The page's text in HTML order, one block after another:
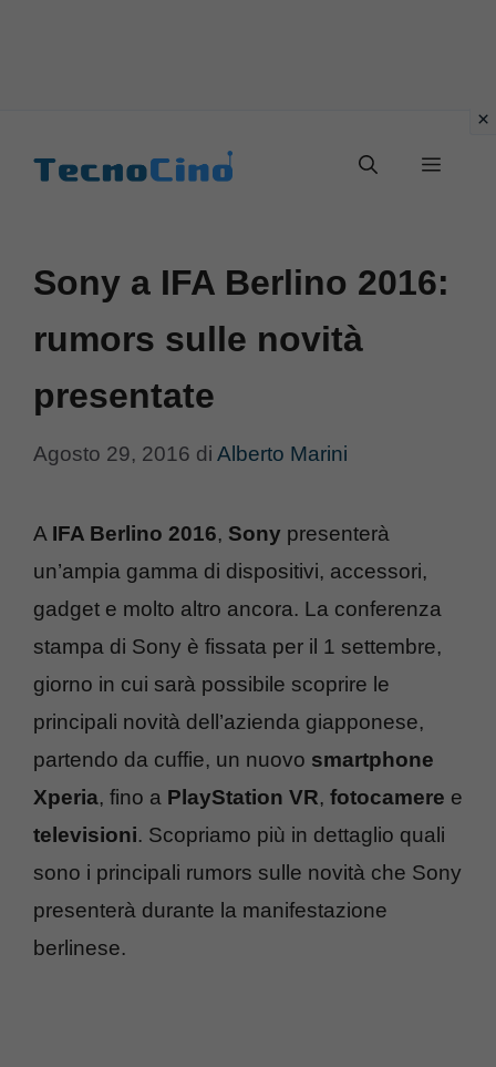
Menu
Sony a IFA Berlino 2016:
rumors sulle novità
presentate
Agosto 29, 2016 di Alberto Marini
A IFA Berlino 2016, Sony presenterà
un’ampia gamma di dispositivi, accessori,
gadget e molto altro ancora. La conferenza
stampa di Sony è fissata per il 1 settembre,
giorno in cui sarà possibile scoprire le
principali novità dell’azienda giapponese,
partendo da cuffie, un nuovo smartphone
Xperia, fino a PlayStation VR, fotocamere e
televisioni. Scopriamo più in dettaglio quali
sono i principali rumors sulle novità che Sony
presenterà durante la manifestazione
berlinese.